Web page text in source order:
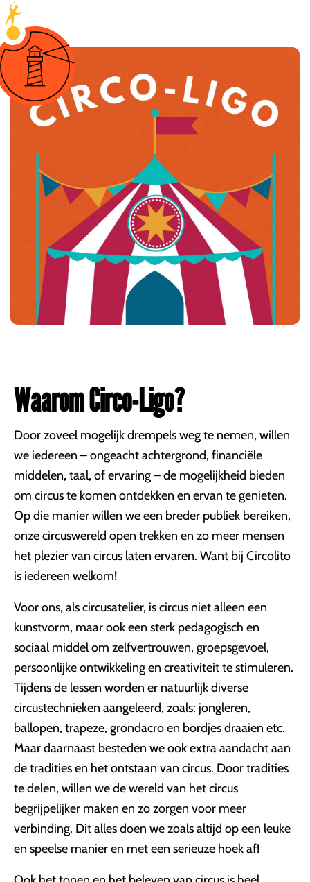
Waarom Circo-Ligo?
Door zoveel mogelijk drempels weg te nemen, willen
we iedereen – ongeacht achtergrond, financiële
middelen, taal, of ervaring – de mogelijkheid bieden
om circus te komen ontdekken en ervan te genieten.
Op die manier willen we een breder publiek bereiken,
onze circuswereld open trekken en zo meer mensen
het plezier van circus laten ervaren. Want bij Circolito
is iedereen welkom!
Voor ons, als circusatelier, is circus niet alleen een
kunstvorm, maar ook een sterk pedagogisch en
sociaal middel om zelfvertrouwen, groepsgevoel,
persoonlijke ontwikkeling en creativiteit te stimuleren.
Tijdens de lessen worden er natuurlijk diverse
circustechnieken aangeleerd, zoals: jongleren,
ballopen, trapeze, grondacro en bordjes draaien etc.
Maar daarnaast besteden we ook extra aandacht aan
de tradities en het ontstaan van circus. Door tradities
te delen, willen we de wereld van het circus
begrijpelijker maken en zo zorgen voor meer
verbinding. Dit alles doen we zoals altijd op een leuke
en speelse manier en met een serieuze hoek af!